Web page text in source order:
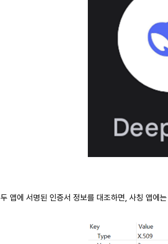
두 앱에 서명된 인증서 정보를 대조하면, 사칭 앱에